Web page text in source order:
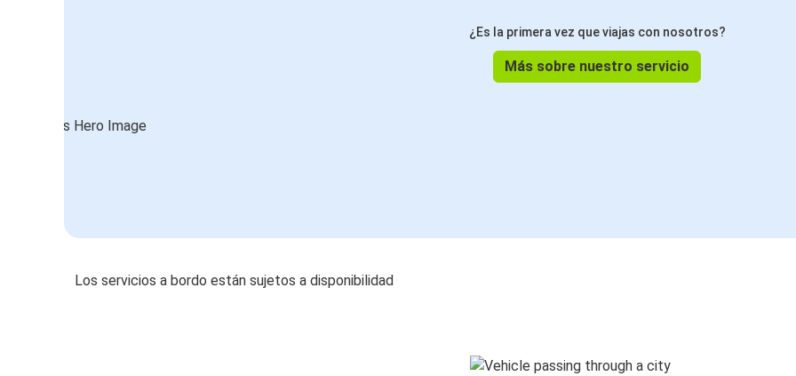
¿Es la primera vez que viajas con nosotros?
Más sobre nuestro servicio
Los servicios a bordo están sujetos a disponibilidad